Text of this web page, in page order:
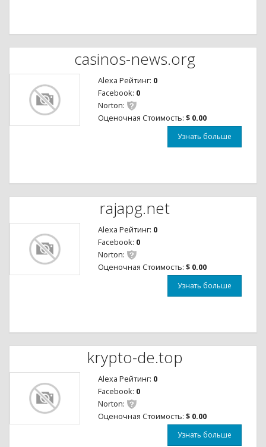
casinos-news.org
Alexa Рейтинг: 0
Facebook: 0
Norton:
Оценочная Стоимость: $ 0.00
Узнать больше
rajapg.net
Alexa Рейтинг: 0
Facebook: 0
Norton:
Оценочная Стоимость: $ 0.00
Узнать больше
krypto-de.top
Alexa Рейтинг: 0
Facebook: 0
Norton:
Оценочная Стоимость: $ 0.00
Узнать больше